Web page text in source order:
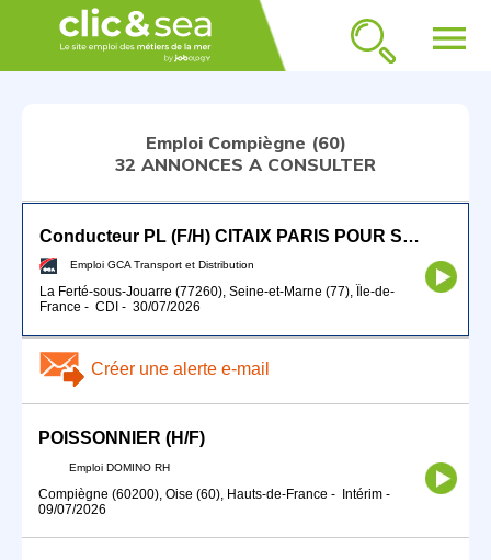
menu
Emploi Compiègne (60)
32 ANNONCES A CONSULTER
Conducteur PL (F/H) CITAIX PARIS POUR SEPTEMBRE 2026
Emploi GCA Transport et Distribution
La Ferté-sous-Jouarre (77260), Seine-et-Marne (77), Île-de-
France - CDI - 30/07/2026
Créer une alerte e-mail
POISSONNIER (H/F)
Emploi DOMINO RH
Compiègne (60200), Oise (60), Hauts-de-France - Intérim -
09/07/2026